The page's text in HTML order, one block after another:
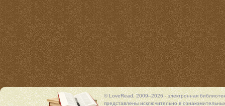
© LoveRead, 2009–2026 - электронная
представлены исключительно в